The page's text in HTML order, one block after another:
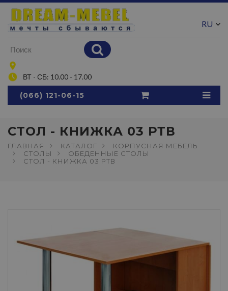
ВТ - СБ: 10.00 - 17.00
RU
(066) 121-06-15
СТОЛ - КНИЖКА 03 РТВ
ГЛАВНАЯ КАТАЛОГ
КОРПУСНАЯ МЕБЕЛЬ
СТОЛЫ
ОБЕДЕННЫЕ СТОЛЫ
СТОЛ - КНИЖКА 03 РТВ